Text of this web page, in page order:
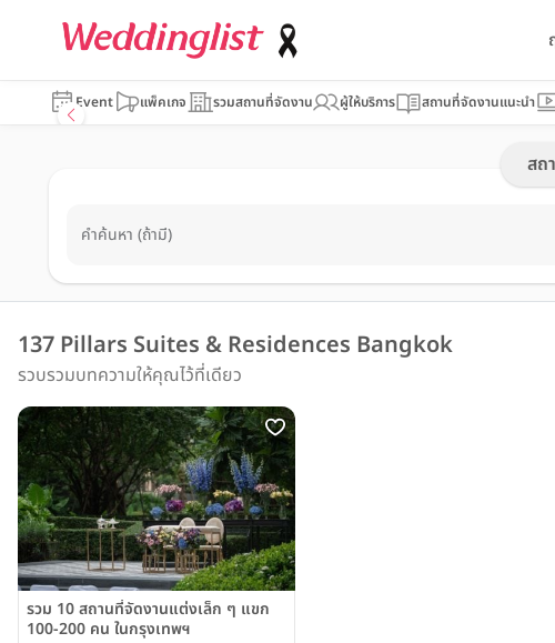
Event แพ็คเกจ รวมสถานที่จัดงาน ผู้ให้บริการ สถานที่จัดงานแนะนำ
สถ
คำค้นหา (ถ้ามี)
137 Pillars Suites & Residences Bangkok
รวบรวมบทความให้คุณไว้ที่เดียว
รวม 10 สถานที่จัดงานแต่งเล็ก ๆ แขก
100-200 คน ในกรุงเทพฯ